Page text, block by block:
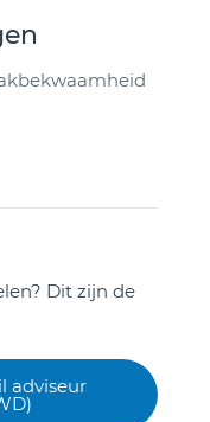
Dit zijn de
adviseur